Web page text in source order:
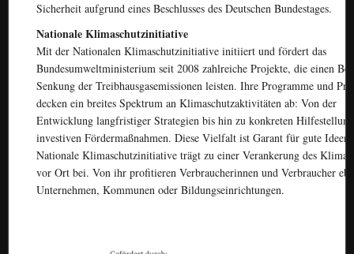
Sicherheit aufgrund eines Beschlusses des Deutschen Bundestages.
Nationale Klimaschutzinitiative
Mit der Nationalen Klimaschutzinitiative initiiert und fördert das
Bundesumweltministerium seit 2008 zahlreiche Projekte, die einen
Senkung der Treibhausgasemissionen leisten. Ihre Programme und
decken ein breites Spektrum an Klimaschutzaktivitäten ab: Von der
Entwicklung langfristiger Strategien bis hin zu konkreten
investiven Fördermaßnahmen. Diese Vielfalt ist Garant für gute
Nationale Klimaschutzinitiative trägt zu einer Verankerung des Klima
vor Ort bei. Von ihr profitieren Verbraucherinnen und Verbraucher
Unternehmen, Kommunen oder Bildungseinrichtungen.